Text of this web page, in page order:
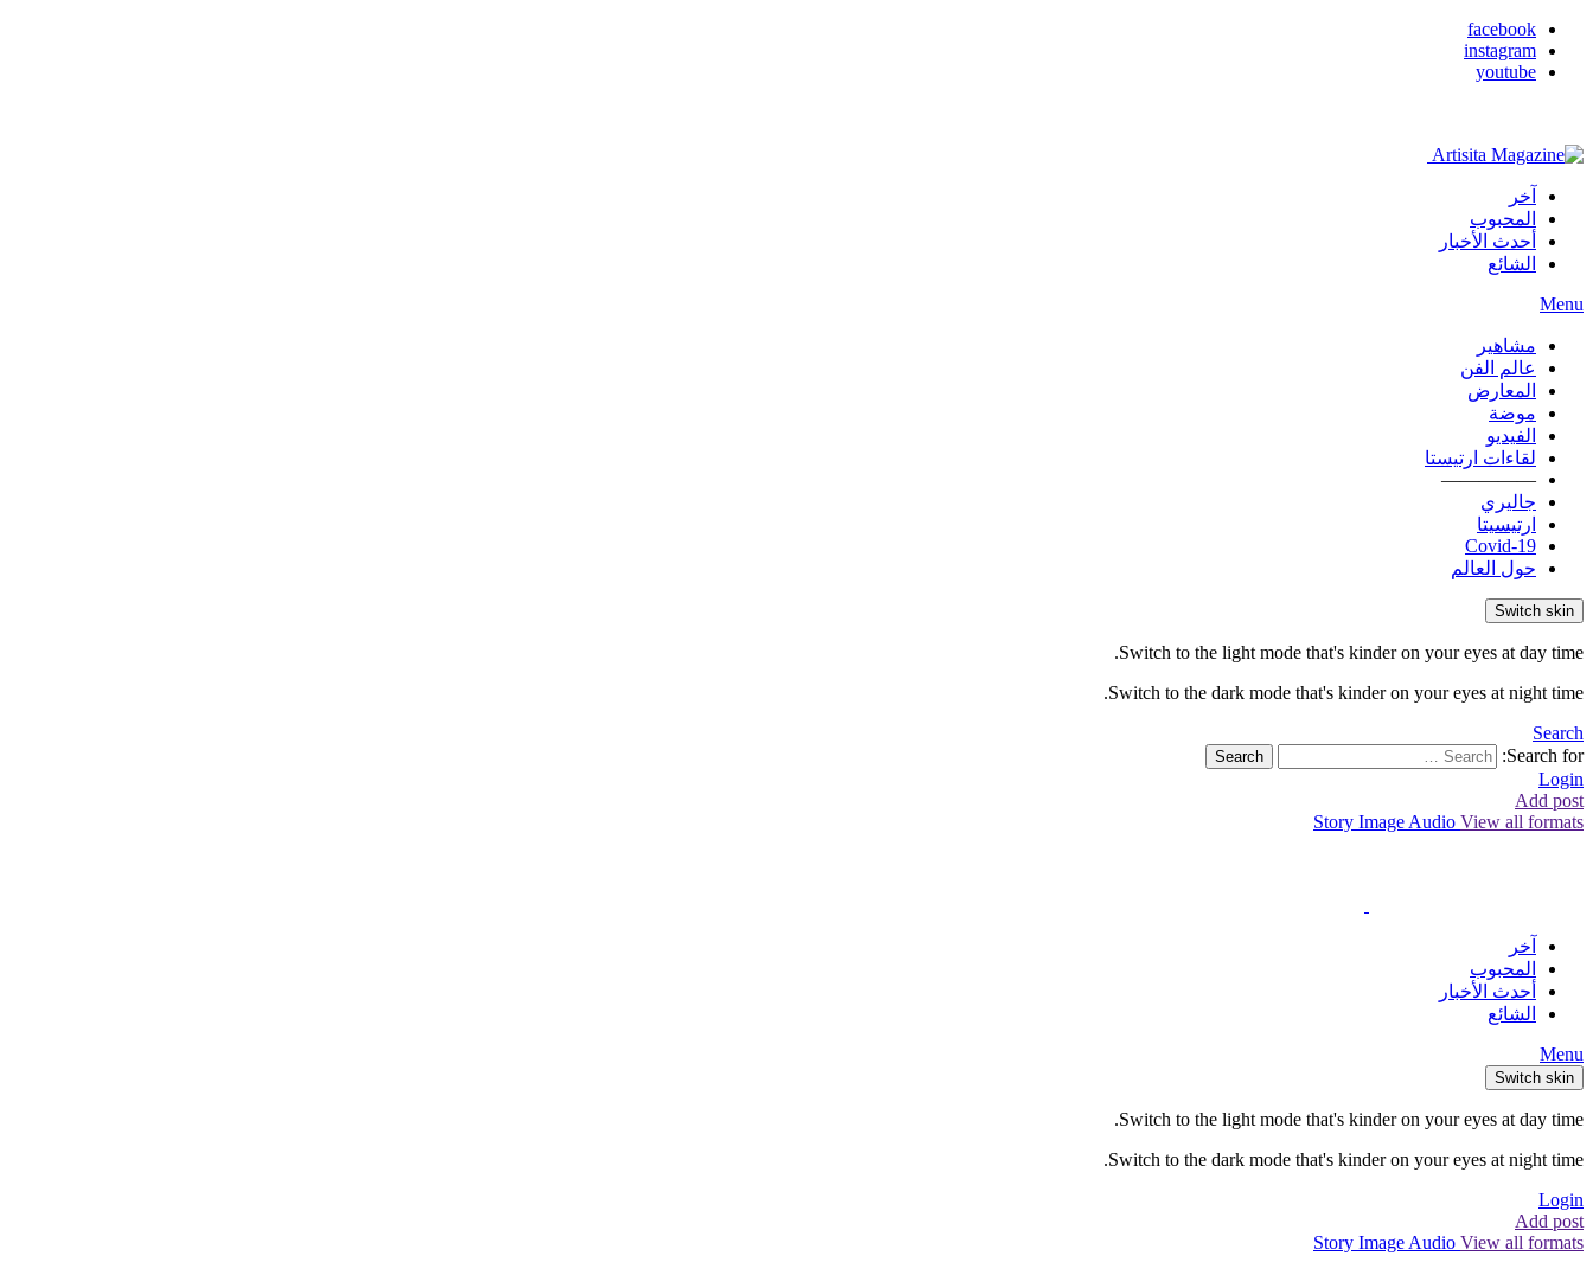
facebook
instagram
youtube
آخر
المحبوب
أحدث الأخبار
الشائع
Menu
مشاهير
عالم الفن
المعارض
موضة
الفيديو
لقاءات ارتيستا
—————
جاليري
ارتيسيتا
Covid-19
حول العالم
Switch skin
Switch to the light mode that's kinder on your eyes at day time.
Switch to the dark mode that's kinder on your eyes at night time.
Search
Search for:
Search
Login
Add post
Story Image Audio View all formats
آخر
المحبوب
أحدث الأخبار
الشائع
Menu
Switch skin
Switch to the light mode that's kinder on your eyes at day time.
Switch to the dark mode that's kinder on your eyes at night time.
Login
Add post
Story Image Audio View all formats